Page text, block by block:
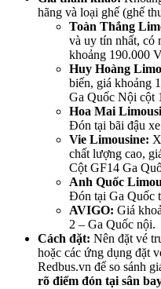
hãng và loại ghế (ghế
Toàn Thắng
và uy tín nhất, có
khoảng 190.000
Huy Hoàng
biến, giá khoảng
Ga Quốc Nội cột
Hoa Mai
Đón tại bãi đậu
Vie Limousine:
chất lượng cao,
Cột GF14 Ga
Anh Quốc
Đón tại Ga Quốc
AVIGO: Giá
2 – Ga Quốc nội.
Cách đặt: Nên đặt vé
hoặc các ứng dụng đặt
Redbus.vn để so sánh
rõ điểm đón tại sân